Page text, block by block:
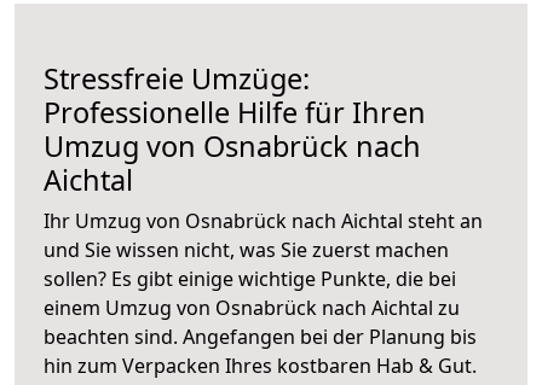
Stressfreie Umzüge:
Professionelle Hilfe für Ihren
Umzug von Osnabrück nach
Aichtal
Ihr Umzug von Osnabrück nach Aichtal steht an
und Sie wissen nicht, was Sie zuerst machen
sollen? Es gibt einige wichtige Punkte, die bei
einem Umzug von Osnabrück nach Aichtal zu
beachten sind. Angefangen bei der Planung bis
hin zum Verpacken Ihres kostbaren Hab & Gut.